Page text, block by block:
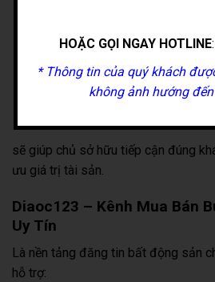
Định giá tòa nhà văn phòng
sẽ giúp chủ sở hữu tiếp cận đúng
ưu giá trị tài sản.
Diaoc123 – Kênh Mua Bán
Uy Tín
Là nền tảng đăng tin bất động sản
hỗ trợ:
HOẶC GỌI NGAY HOTLINE:
* Thông tin của quý khách
không ảnh hướng